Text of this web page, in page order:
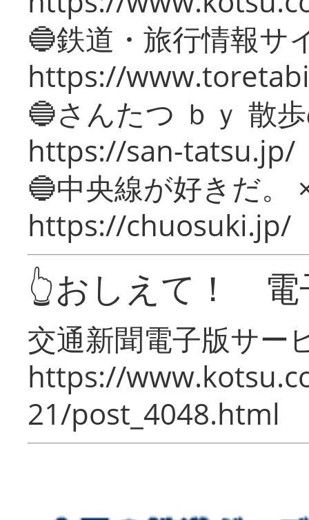
🔵鉄道・旅行情報サ
https://
🔵さんたつ ｂｙ 散
https://san-tatsu.jp/
🔵中央線が好きだ。
https://chuosuki.jp/
👆おしえて！ 電
交通新聞電子版サー
https://
21/post_4048.html